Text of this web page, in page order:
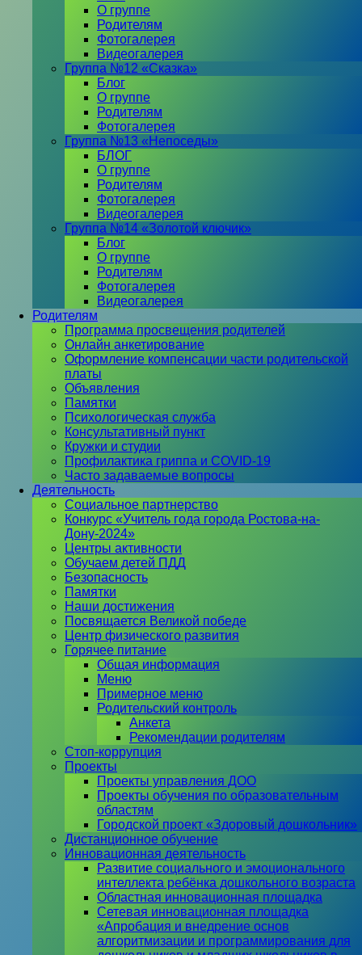
О группе
Родителям
Фотогалерея
Видеогалерея
Группа №12 «Сказка»
Блог
О группе
Родителям
Фотогалерея
Группа №13 «Непоседы»
БЛОГ
О группе
Родителям
Фотогалерея
Видеогалерея
Группа №14 «Золотой ключик»
Блог
О группе
Родителям
Фотогалерея
Видеогалерея
Родителям
Программа просвещения родителей
Онлайн анкетирование
Оформление компенсации части родительской
платы
Объявления
Памятки
Психологическая служба
Консультативный пункт
Кружки и студии
Профилактика гриппа и COVID-19
Часто задаваемые вопросы
Деятельность
Социальное партнерство
Конкурс «Учитель года города Ростова-на-
Дону-2024»
Центры активности
Обучаем детей ПДД
Безопасность
Памятки
Наши достижения
Посвящается Великой победе
Центр физического развития
Горячее питание
Общая информация
Меню
Примерное меню
Родительский контроль
Анкета
Рекомендации родителям
Стоп-коррупция
Проекты
Проекты управления ДОО
Проекты обучения по образовательным
областям
Городской проект «Здоровый дошкольник»
Дистанционное обучение
Инновационная деятельность
Развитие социального и эмоционального
интеллекта ребёнка дошкольного возраста
Областная инновационная площадка
Сетевая инновационная площадка
«Апробация и внедрение основ
алгоритмизации и программирования для